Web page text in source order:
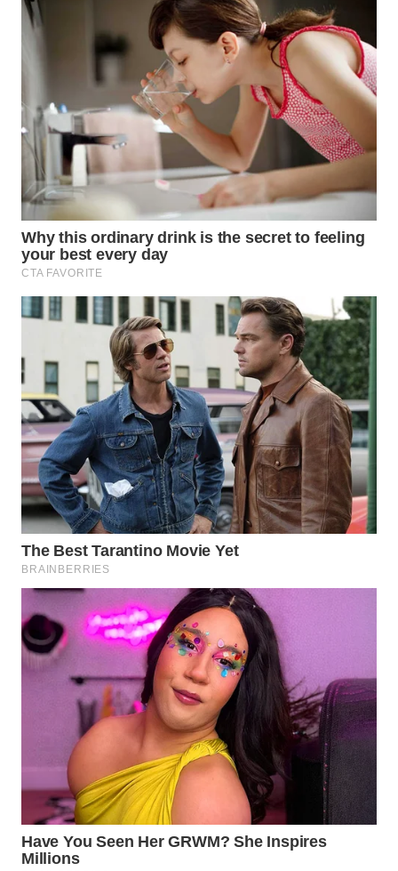
KALSEL
KALTIM
WN
SULSEL
WN
GORONTALO
SULUT
WN
MALUKU
WN
MALUT
WN
DAIRI
WN
DANAU
TOBA
WN
LANGKAT
WN
TAPANULI
SELATAN